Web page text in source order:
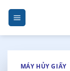
Skip
content
MÁY HỦY GIẤY